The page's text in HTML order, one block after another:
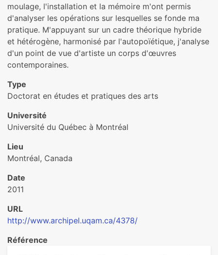
moulage, l'installation et la mémoire m'ont permis
d'analyser les opérations sur lesquelles se fonde ma
pratique. M'appuyant sur un cadre théorique hybride
et hétérogène, harmonisé par l'autopoïétique, j'analyse
d'un point de vue d'artiste un corps d'œuvres
contemporaines.
Type
Doctorat en études et pratiques des arts
Université
Université du Québec à Montréal
Lieu
Montréal, Canada
Date
2011
URL
http://www.archipel.uqam.ca/4378/
Référence